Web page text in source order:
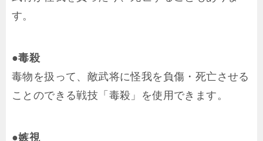
す。
●毒殺
毒物を扱って、敵武将に怪我を負傷・死亡させる
ことのできる戦技「毒殺」を使用できます。
●嫉視